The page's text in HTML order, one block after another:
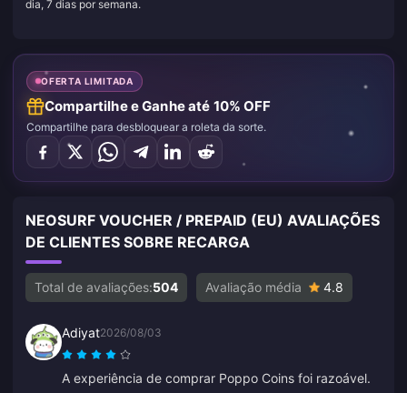
dia, 7 dias por semana.
OFERTA LIMITADA
Compartilhe e Ganhe até 10% OFF
Compartilhe para desbloquear a roleta da sorte.
NEOSURF VOUCHER / PREPAID (EU) AVALIAÇÕES
DE CLIENTES SOBRE RECARGA
Total de avaliações:504 Avaliação média 4.8
Adiyat2026/08/03
A experiência de comprar Poppo Coins foi razoável.